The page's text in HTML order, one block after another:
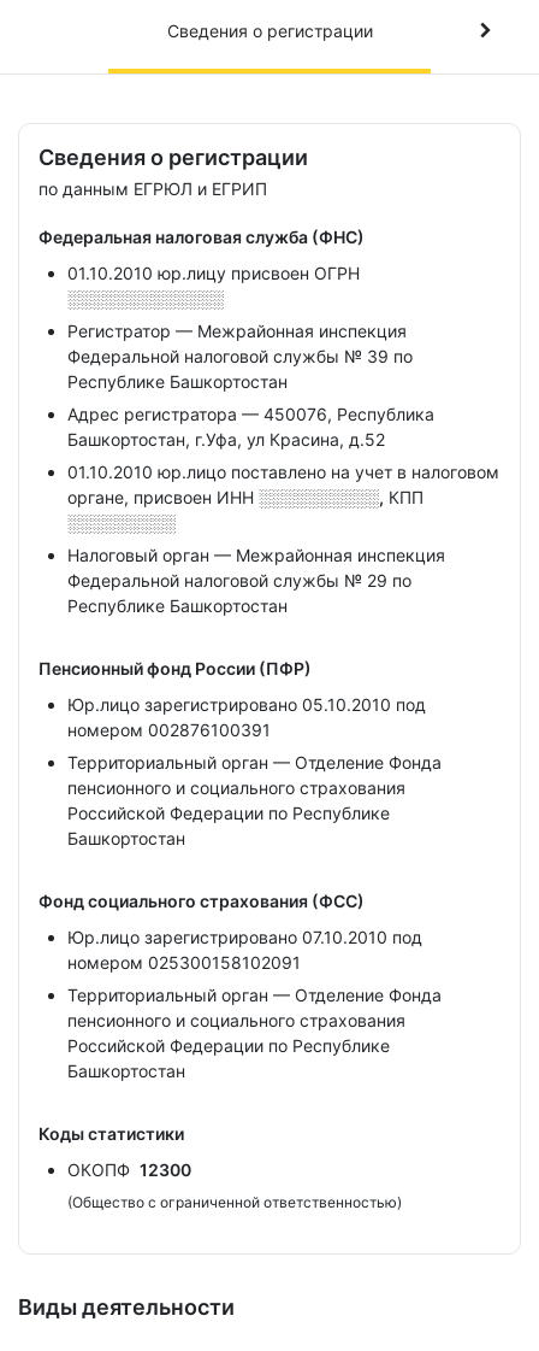
Сведения о регистрации
Сведения о регистрации
по данным ЕГРЮЛ и ЕГРИП
Федеральная налоговая служба (ФНС)
01.10.2010 юр.лицу присвоен ОГРН
░░░░░░░░░░░░░
Регистратор — Межрайонная инспекция
Федеральной налоговой службы № 39 по
Республике Башкортостан
Адрес регистратора — 450076, Республика
Башкортостан, г.Уфа, ул Красина, д.52
01.10.2010 юр.лицо поставлено на учет в налоговом
органе, присвоен ИНН ░░░░░░░░░░, КПП
░░░░░░░░░
Налоговый орган — Межрайонная инспекция
Федеральной налоговой службы № 29 по
Республике Башкортостан
Пенсионный фонд России (ПФР)
Юр.лицо зарегистрировано 05.10.2010 под
номером 002876100391
Территориальный орган — Отделение Фонда
пенсионного и социального страхования
Российской Федерации по Республике
Башкортостан
Фонд социального страхования (ФСС)
Юр.лицо зарегистрировано 07.10.2010 под
номером 025300158102091
Территориальный орган — Отделение Фонда
пенсионного и социального страхования
Российской Федерации по Республике
Башкортостан
Коды статистики
ОКОПФ 12300
(Общество с ограниченной ответственностью)
Виды деятельности